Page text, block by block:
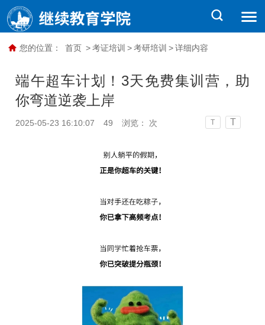
您的位置： 首页 > 考证培训 > 考研培训 > 详细内容
端午超车计划！3天免费集训营，助
你弯道逆袭上岸
2025-05-23 16:10:07 浏览：
49 次 T T